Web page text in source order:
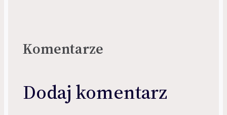
Komentarze
Dodaj komentarz